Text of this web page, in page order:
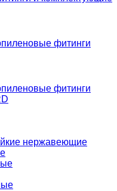
фитинги
фитинги
нержавеющие